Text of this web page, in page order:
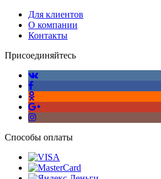
Для клиентов
О компании
Контакты
Присоединяйтесь
Способы оплаты